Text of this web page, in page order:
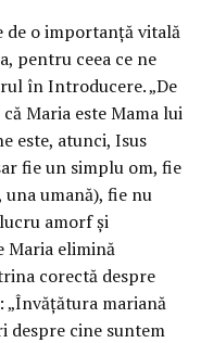
de o importanță vitală
pentru ceea ce ne
în Introducere. „De
Maria este Mama lui
este, atunci, Isus
fie un simplu om, fie
umană), fie nu
amorf și
Maria elimină
corectă despre
„Învățătura mariană
despre cine suntem